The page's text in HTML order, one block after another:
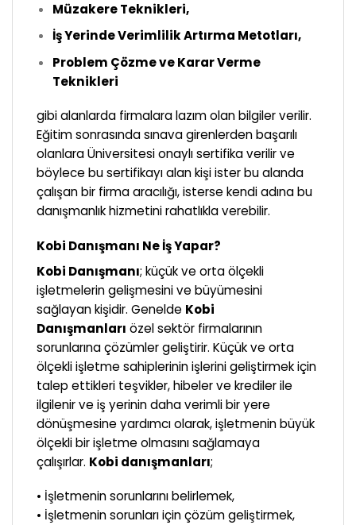
Müzakere Teknikleri,
İş Yerinde Verimlilik Artırma Metotları,
Problem Çözme ve Karar Verme
Teknikleri
gibi alanlarda firmalara lazım olan bilgiler verilir.
Eğitim sonrasında sınava girenlerden başarılı
olanlara Üniversitesi onaylı sertifika verilir ve
böylece bu sertifikayı alan kişi ister bu alanda
çalışan bir firma aracılığı, isterse kendi adına bu
danışmanlık hizmetini rahatlıkla verebilir.
Kobi Danışmanı Ne İş Yapar?
Kobi Danışmanı; küçük ve orta ölçekli
işletmelerin gelişmesini ve büyümesini
sağlayan kişidir. Genelde Kobi
Danışmanları özel sektör firmalarının
sorunlarına çözümler geliştirir. Küçük ve orta
ölçekli işletme sahiplerinin işlerini geliştirmek için
talep ettikleri teşvikler, hibeler ve krediler ile
ilgilenir ve iş yerinin daha verimli bir yere
dönüşmesine yardımcı olarak, işletmenin büyük
ölçekli bir işletme olmasını sağlamaya
çalışırlar. Kobi danışmanları;
• İşletmenin sorunlarını belirlemek,
• İşletmenin sorunları için çözüm geliştirmek,